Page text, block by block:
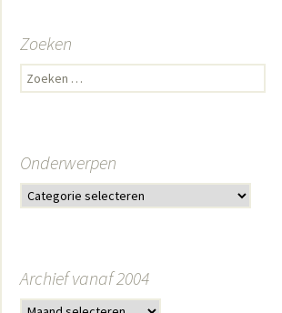
Zoeken
Zoeken naar:
Onderwerpen
Archief vanaf 2004